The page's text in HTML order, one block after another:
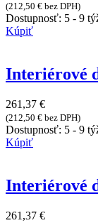
(212,50 € bez DPH)
Dostupnosť: 5 - 9
Kúpiť
Interiérové
261,37 €
(212,50 € bez DPH)
Dostupnosť: 5 - 9
Kúpiť
Interiérové
261,37 €